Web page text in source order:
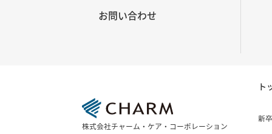
お問い合わせ
ト
新
株式会社チャーム・ケア・コーポレーション